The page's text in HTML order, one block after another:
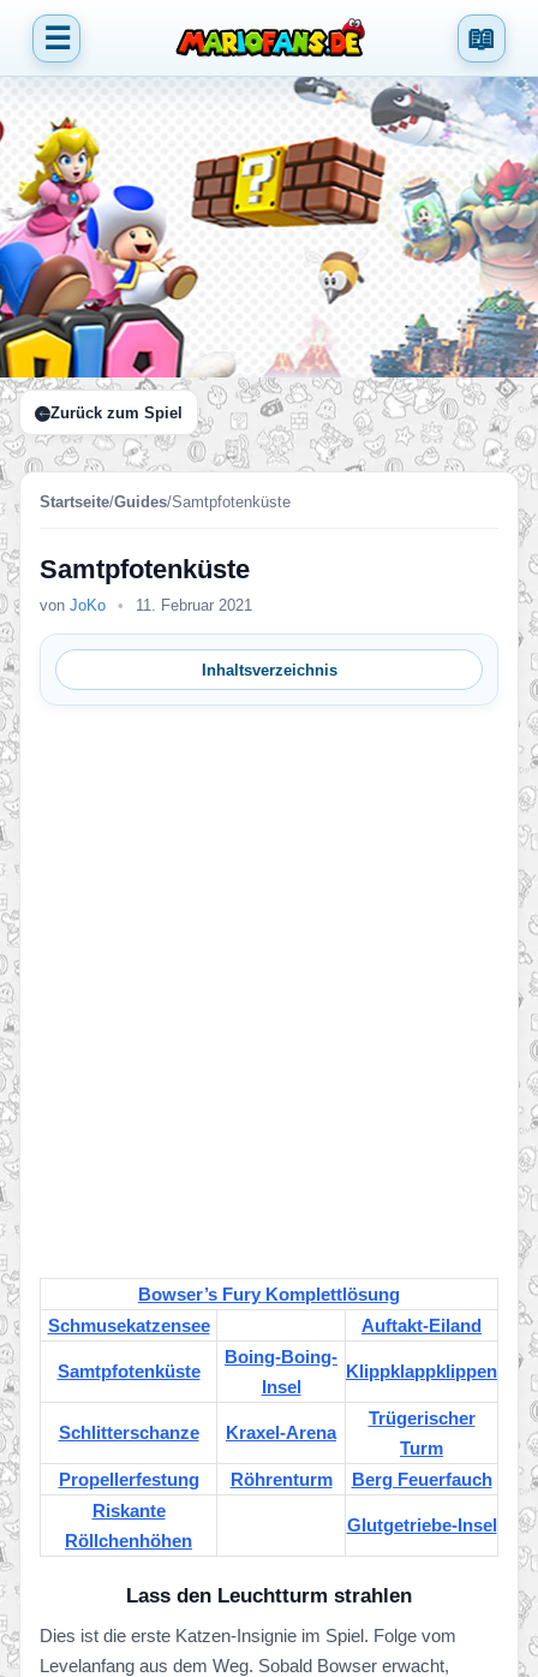
☰ 📖
Zurück zum Spiel
Startseite/Guides/Samtpfotenküste
Samtpfotenküste
von JoKo • 11. Februar 2021
Inhaltsverzeichnis
Bowser’s Fury Komplettlösung
Schmusekatzensee
Auftakt-Eiland
Samtpfotenküste
Boing-Boing-
Insel
Klippklappklippen
Schlitterschanze Kraxel-Arena
Trügerischer
Turm
Propellerfestung
Röhrenturm
Berg Feuerfauch
Riskante
Röllchenhöhen
Glutgetriebe-Insel
Lass den Leuchtturm strahlen
Dies ist die erste Katzen-Insignie im Spiel. Folge vom
Levelanfang aus dem Weg. Sobald Bowser erwacht,